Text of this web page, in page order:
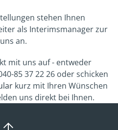
stehen Ihnen
als Interimsmanager zur
an.
mit uns auf - entweder
85 37 22 26 oder schicken
kurz mit Ihren Wünschen
uns direkt bei Ihnen.